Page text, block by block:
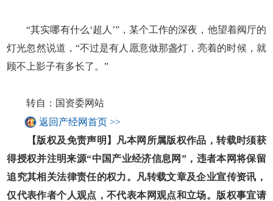
“其实哪有什么‘超人’”，某个工作的深夜，他望着阀厅的
灯光忽然说道，“不过是有人愿意做那盏灯，亮着的时候，就
顾不上影子有多长了。”
转自：国资委网站
返回产经网首页 >>
【版权及免责声明】凡本网所属版权作品，转载时须获
得授权并注明来源“中国产业经济信息网”，违者本网将保留
追究其相关法律责任的权力。凡转载文章及企业宣传资讯，
仅代表作者个人观点，不代表本网观点和立场。版权事宜请